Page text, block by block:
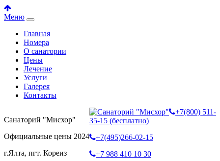
Меню
Главная
Номера
О санатории
Цены
Лечение
Услуги
Галерея
Контакты
Санаторий "Мисхор"
Официальные цены 2024
г.Ялта, пгт. Кореиз
+7(800) 511-
35-15 (бесплатно)
+7(495)266-02-15
+7 988 410 10 30